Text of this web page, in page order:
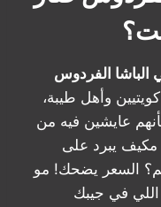
الباشا الفردوس
وأهل طيبة،
عايشين فيه من
مكيف يبرد على
درجة، والأهم؟ السعر يضحك! مو
في جيبك